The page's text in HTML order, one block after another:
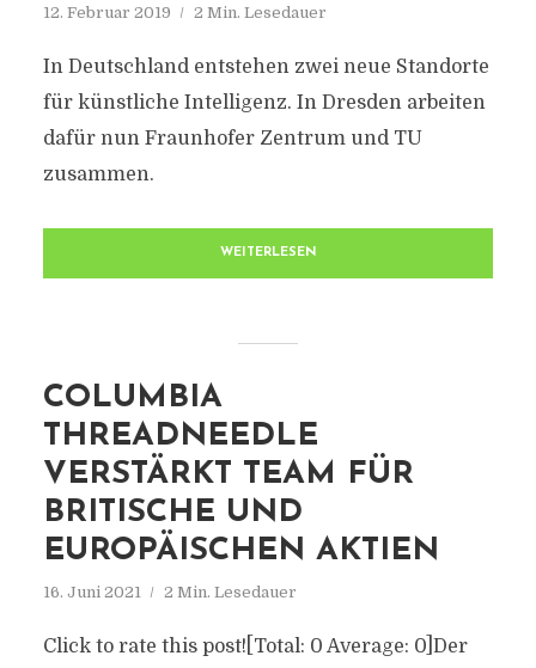
12. Februar 2019 2 Min. Lesedauer
In Deutschland entstehen zwei neue Standorte
für künstliche Intelligenz. In Dresden arbeiten
dafür nun Fraunhofer Zentrum und TU
zusammen.
WEITERLESEN
COLUMBIA
THREADNEEDLE
VERSTÄRKT TEAM FÜR
BRITISCHE UND
EUROPÄISCHEN AKTIEN
16. Juni 2021 2 Min. Lesedauer
Click to rate this post![Total: 0 Average: 0]Der